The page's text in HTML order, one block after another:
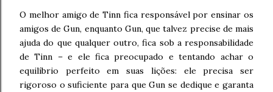
O melhor amigo de Tinn fica responsável por ensinar os
amigos de Gun, enquanto Gun, que talvez precise de mais
ajuda do que qualquer outro, fica sob a responsabilidade
de Tinn – e ele fica preocupado e tentando achar o
equilíbrio perfeito em suas lições: ele precisa ser
rigoroso o suficiente para que Gun se dedique e garanta